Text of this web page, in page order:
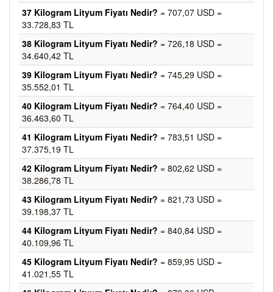
37 Kilogram Lityum Fiyatı Nedir? = 707,07 USD =
33.728,83 TL
38 Kilogram Lityum Fiyatı Nedir? = 726,18 USD =
34.640,42 TL
39 Kilogram Lityum Fiyatı Nedir? = 745,29 USD =
35.552,01 TL
40 Kilogram Lityum Fiyatı Nedir? = 764,40 USD =
36.463,60 TL
41 Kilogram Lityum Fiyatı Nedir? = 783,51 USD =
37.375,19 TL
42 Kilogram Lityum Fiyatı Nedir? = 802,62 USD =
38.286,78 TL
43 Kilogram Lityum Fiyatı Nedir? = 821,73 USD =
39.198,37 TL
44 Kilogram Lityum Fiyatı Nedir? = 840,84 USD =
40.109,96 TL
45 Kilogram Lityum Fiyatı Nedir? = 859,95 USD =
41.021,55 TL